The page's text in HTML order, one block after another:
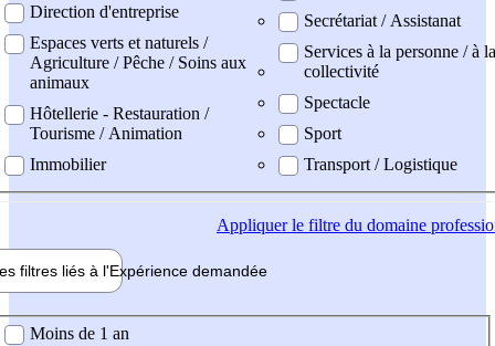
Direction d'entreprise
Espaces verts et naturels /
Agriculture / Pêche / Soins aux
animaux
Hôtellerie - Restauration /
Tourisme / Animation
Immobilier
Secrétariat / Assistanat
Services à la personne / à la
collectivité
Spectacle
Sport
Transport / Logistique
Appliquerle filtre du domaine
filtres liés à l'Expérience demandée
demandée
Moins de 1 an